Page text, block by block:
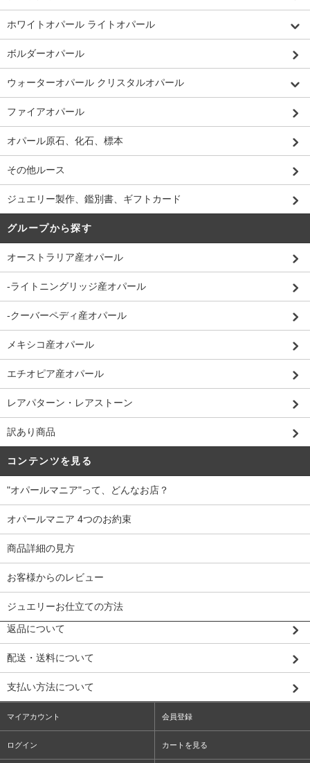
ホワイトオパール ライトオパール
ボルダーオパール
ウォーターオパール クリスタルオパール
ファイアオパール
オパール原石、化石、標本
その他ルース
ジュエリー製作、鑑別書、ギフトカード
グループから探す
オーストラリア産オパール
-ライトニングリッジ産オパール
-クーバーペディ産オパール
メキシコ産オパール
エチオピア産オパール
レアパターン・レアストーン
訳あり商品
コンテンツを見る
"オパールマニア"って、どんなお店？
オパールマニア 4つのお約束
商品詳細の見方
お客様からのレビュー
ジュエリーお仕立ての方法
返品について
配送・送料について
支払い方法について
マイアカウント 会員登録
ログイン カートを見る